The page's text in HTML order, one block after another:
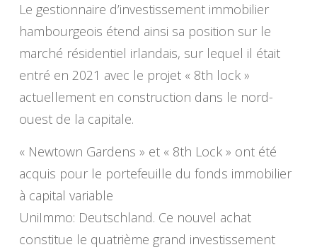
Le gestionnaire d’investissement immobilier
hambourgeois étend ainsi sa position sur le
marché résidentiel irlandais, sur lequel il était
entré en 2021 avec le projet « 8th lock »
actuellement en construction dans le nord-
ouest de la capitale.
« Newtown Gardens » et « 8th Lock » ont été
acquis pour le portefeuille du fonds immobilier
à capital variable
UniImmo: Deutschland. Ce nouvel achat
constitue le quatrième grand investissement